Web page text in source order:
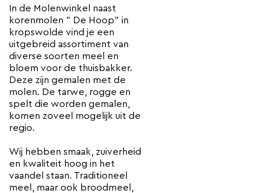
In de Molenwinkel naast
korenmolen " De Hoop" in
kropswolde vind je een
uitgebreid assortiment van
diverse soorten meel en
bloem voor de thuisbakker.
Deze zijn gemalen met de
molen. De tarwe, rogge en
spelt die worden gemalen,
komen zoveel mogelijk uit de
regio.
Wij hebben smaak, zuiverheid
en kwaliteit hoog in het
vaandel staan. Traditioneel
meel, maar ook broodmeel,